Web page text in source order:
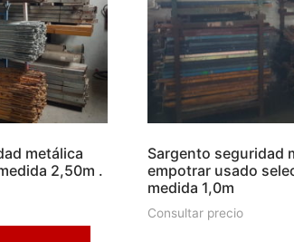
metálica
2,50m .
Sargento seguridad
empotrar usado
medida 1,0m
Consultar precio